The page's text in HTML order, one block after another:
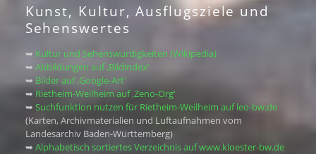
Kunst, Kultur, Ausflugsziele und
Sehenswertes
➥ Kultur und Sehenswürdigkeiten (Wikipedia)
➥ Abbildungen auf ‚Bildindex‘
➥ Bilder auf ‚Google-Art‘
➥ Rietheim-Weilheim auf ‚Zeno-Org‘
➥ Suchfunktion nutzen für Rietheim-Weilheim auf leo-bw.de
(Karten, Archivmaterialien und Luftaufnahmen vom
Landesarchiv Baden-Württemberg)
➥ Alphabetisch sortiertes Verzeichnis auf www.kloester-bw.de